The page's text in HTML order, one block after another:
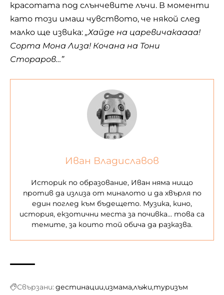
красотата под слънчевите лъчи. В моменти
като този имаш чувството, че някой след
малко ще извика: „Хайде на царевичакаааа!
Сорта Мона Лиза! Кочана на Тони
Стораров…”
Иван Владиславов
Историк по образование, Иван няма нищо
против да излиза от миналото и да хвърля по
един поглед към бъдещето. Музика, кино,
история, екзотични места за почивка… това са
темите, за които той обича да разказва.
Свързани: дестинации измама лъжи туризъм